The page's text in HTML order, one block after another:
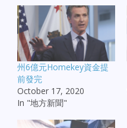
州6億元Homekey資金提
前發完
October 17, 2020
In "地方新聞"